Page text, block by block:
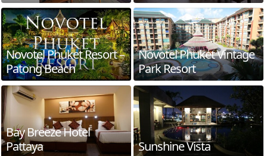
Novotel Phuket Resort –
Patong Beach
Novotel Phuket Vintage
Park Resort
Bay Breeze Hotel
Pattaya
Sunshine Vista